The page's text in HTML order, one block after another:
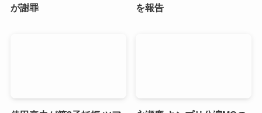
が謝罪
を報告